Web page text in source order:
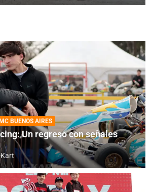
BUENOS AIRES
Un regreso con señales